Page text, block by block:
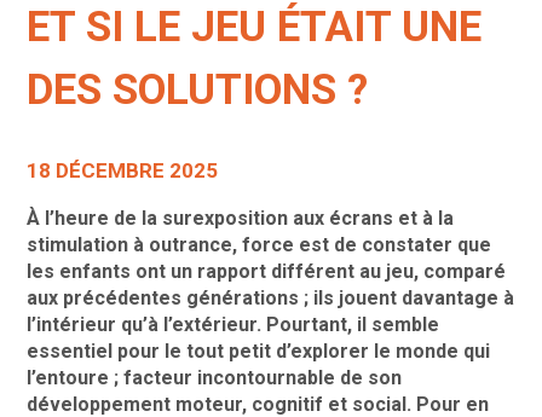
ET SI LE JEU ÉTAIT UNE
DES SOLUTIONS ?
18 DÉCEMBRE 2025
À l’heure de la surexposition aux écrans et à la
stimulation à outrance, force est de constater que
les enfants ont un rapport différent au jeu, comparé
aux précédentes générations ; ils jouent davantage à
l’intérieur qu’à l’extérieur. Pourtant, il semble
essentiel pour le tout petit d’explorer le monde qui
l’entoure ; facteur incontournable de son
développement moteur, cognitif et social. Pour en